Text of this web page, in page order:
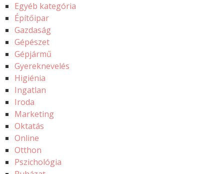
Egyéb kategória
Építőipar
Gazdaság
Gépészet
Gépjármű
Gyereknevelés
Higiénia
Ingatlan
Iroda
Marketing
Oktatás
Online
Otthon
Pszichológia